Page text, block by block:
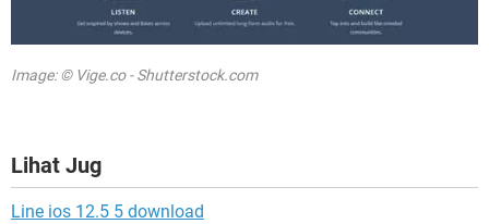
Image: © Vige.co - Shutterstock.com
Lihat Jug
Line ios 12.5 5 download